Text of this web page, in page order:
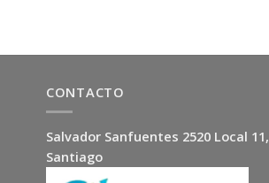
CONTACTO
Salvador Sanfuentes 2520 Local 11,
Santiago